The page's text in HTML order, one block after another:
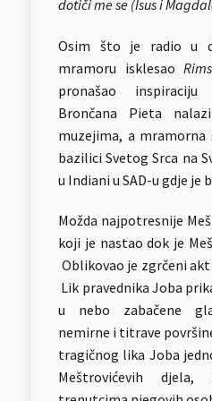
dotiči me se (Isus i
Osim što je radio u
mramoru isklesao
pronašao inspiraciju
Brončana Pieta
muzejima, a
bazilici Svetog Srca na
u Indiani u SAD-u gdje je
Možda najpotresnije
koji je nastao dok je
Oblikovao je zgrčeni
Lik pravednika Joba
u nebo zabačene
nemirne i titrave
tragičnog lika Joba
Meštrovićevih